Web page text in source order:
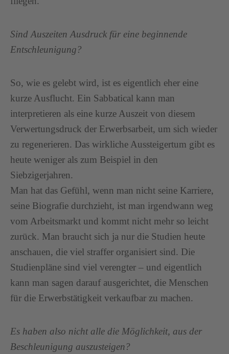
Sind Auszeiten Ausdruck für eine beginnende
Entschleunigung?
So, wie es gelebt wird, ist es eigentlich eher eine
kurze Ausflucht. Ein Sabbatical kann man
interpretieren als eine kurze Auszeit von diesem
Verwertungsdruck der Erwerbsarbeit, um sich wieder
zu regenerieren. Das wirkliche Aussteigertum gibt es
heute weniger als zum Beispiel in den
Siebzigerjahren.
Man hat das Gefühl, wenn man nicht seine Karriere,
seine Biografie durchzieht, ist man irgendwann weg
vom Arbeitsmarkt und kommt nicht mehr so leicht
zurück. Man braucht sich ja nur die Studien heute
anschauen, die viel straffer organisiert sind. Die
Studienpläne sind viel verengter – und eigentlich
kann man sagen darauf ausgerichtet, die Menschen
für die Erwerbstätigkeit verkaufbar zu machen.
Es haben also nicht alle die Möglichkeit, aus der
Beschleunigung auszusteigen?